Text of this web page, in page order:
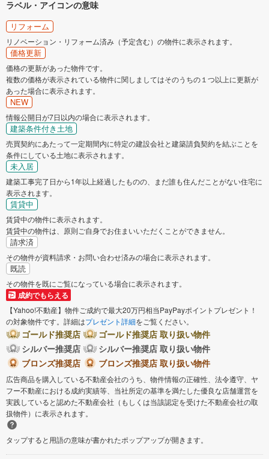
ラベル・アイコンの意味
リフォーム
リノベーション・リフォーム済み（予定含む）の物件に表示されます。
価格更新
価格の更新があった物件です。
複数の価格が表示されている物件に関しましてはそのうちの１つ以上に更新が
あった場合に表示されます。
NEW
情報公開日が7日以内の場合に表示されます。
建築条件付き土地
売買契約にあたって一定期間内に特定の建設会社と建築請負契約を結ぶことを
条件にしている土地に表示されます。
未入居
建築工事完了日から1年以上経過したものの、まだ誰も住んだことがない住宅に
表示されます。
賃貸中
賃貸中の物件に表示されます。
賃貸中の物件は、原則ご自身でお住まいいただくことができません。
請求済
その物件が資料請求・お問い合わせ済みの場合に表示されます。
既読
その物件を既にご覧になっている場合に表示されます。
成約でもらえる
【Yahoo!不動産】物件ご成約で最大20万円相当PayPayポイントプレゼント！
の対象物件です。詳細はプレゼント詳細をご覧ください。
ゴールド推奨店
ゴールド推奨店 取り扱い物件
シルバー推奨店
シルバー推奨店 取り扱い物件
ブロンズ推奨店
ブロンズ推奨店 取り扱い物件
広告商品を購入している不動産会社のうち、物件情報の正確性、法令遵守、ヤ
フー不動産における成約実績等、当社所定の基準を満たした優良な店舗運営を
実践していると認めた不動産会社（もしくは当該認定を受けた不動産会社の取
扱物件）に表示されます。
タップすると用語の意味が書かれたポップアップが開きます。